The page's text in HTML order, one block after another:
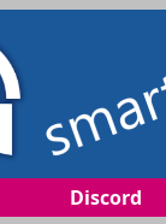
Discord